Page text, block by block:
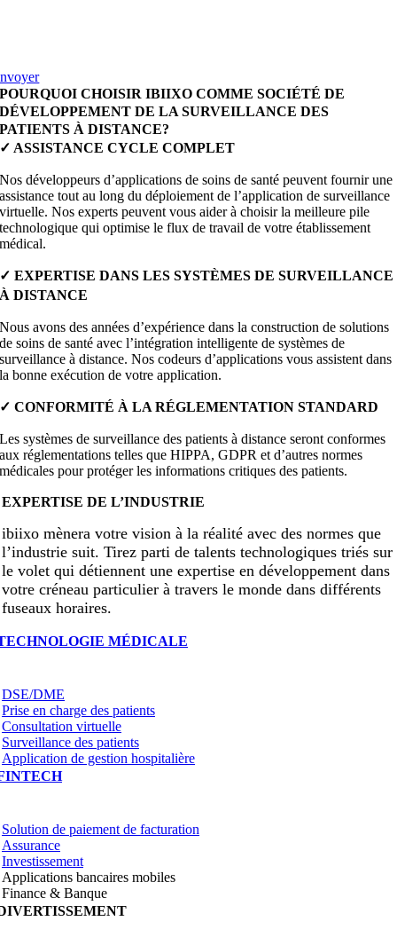
POURQUOI CHOISIR IBIIXO COMME SOCIÉTÉ DE
DÉVELOPPEMENT DE LA SURVEILLANCE DES
PATIENTS À DISTANCE?
✓ ASSISTANCE CYCLE COMPLET
Nos développeurs d’applications de soins de santé peuvent fournir une
assistance tout au long du déploiement de l’application de surveillance
virtuelle. Nos experts peuvent vous aider à choisir la meilleure pile
technologique qui optimise le flux de travail de votre établissement
médical.
✓ EXPERTISE DANS LES SYSTÈMES DE SURVEILLANCE
À DISTANCE
Nous avons des années d’expérience dans la construction de solutions
de soins de santé avec l’intégration intelligente de systèmes de
surveillance à distance. Nos codeurs d’applications vous assistent dans
la bonne exécution de votre application.
✓ CONFORMITÉ À LA RÉGLEMENTATION STANDARD
Les systèmes de surveillance des patients à distance seront conformes
aux réglementations telles que HIPPA, GDPR et d’autres normes
médicales pour protéger les informations critiques des patients.
EXPERTISE DE L’INDUSTRIE
ibiixo mènera votre vision à la réalité avec des normes que
l’industrie suit. Tirez parti de talents technologiques triés sur
le volet qui détiennent une expertise en développement dans
votre créneau particulier à travers le monde dans différents
fuseaux horaires.
MÉDICALE
DSE/DME
Prise en charge des patients
Consultation virtuelle
Surveillance des patients
Application de gestion hospitalière
Solution de paiement de facturation
Assurance
Investissement
Applications bancaires mobiles
Finance & Banque